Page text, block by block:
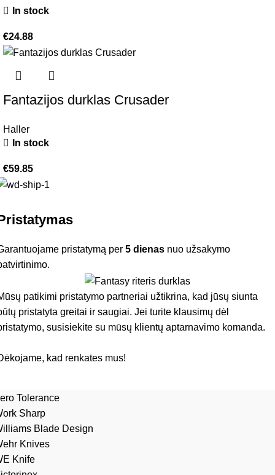
In stock
€24.88
Fantazijos durklas Crusader
Haller
In stock
€59.85
pristatymą per5 dienas nuo užsakymo
patikimi pristatymo partneriai užtikrina, kad jūsų siunta
pristatyta greitai ir saugiai. Jei turite klausimų dėl
susisiekite su mūsų klientų aptarnavimo komanda.
kad renkates mus!
Tolerance
Sharp
Blade Design
Knives
Knife